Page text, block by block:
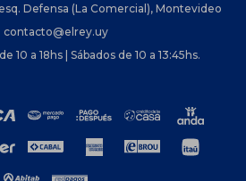
Defensa (La Comercial), Montevideo
contacto@elrey.uy
10 a 18hs | Sábados de 10 a 13:45hs.